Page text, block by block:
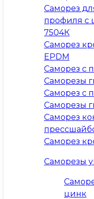
Саморез
профиля с
7504К
Саморез
EPDM
Саморез с
Саморезы
Саморез с
Саморезы
Саморез
Саморез
Саморезы
цинк